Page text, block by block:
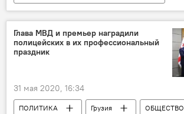
СПОРТ
НОВОСТИ Грузия
Глава МВД и премьер наградили
полицейских в их профессиональный
праздник
31 мая 2020, 16:34
ПОЛИТИКА Грузия ОБЩЕСТВО